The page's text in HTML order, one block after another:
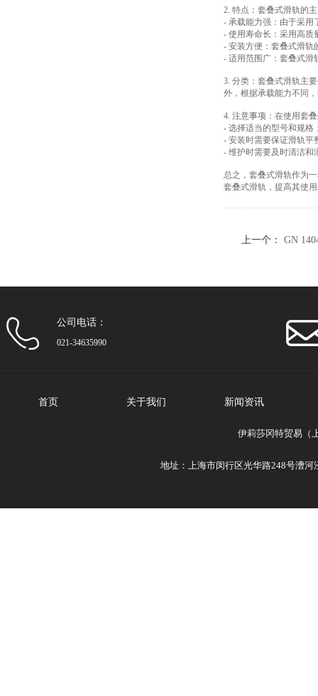
2. 特点：套叠式滑轨的
- 承载能力强：由于采用
- 使用寿命长：采用高质
- 安装方便：套叠式滑轨
- 适用范围广：套叠式滑
3. 分类：套叠式滑轨主
外，根据承载能力不同
4. 注意事项：在使用套
- 选择适当的型号和规格
- 安装时需要保证滑轨平
- 维护时需要及时清洁和
总之，套叠式滑轨作为
套叠式滑轨，提高其使
上一个： GN
公司电话：
021-34635990
首页 关于我们 新闻资讯
伊莉莎冈特贸易（
地址：上海市闵行区光华路248号漕